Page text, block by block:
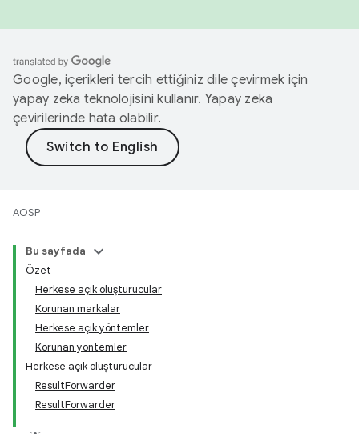
Google, içerikleri tercih ettiğiniz dile çevirmek için
yapay zeka teknolojisini kullanır. Yapay zeka
çevirilerinde hata olabilir.
AOSP
Bu sayfada
Özet
Herkese açık oluşturucular
Korunan markalar
Herkese açık yöntemler
Korunan yöntemler
Herkese açık oluşturucular
ResultForwarder
ResultForwarder